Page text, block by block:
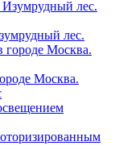
лес.
Москва.